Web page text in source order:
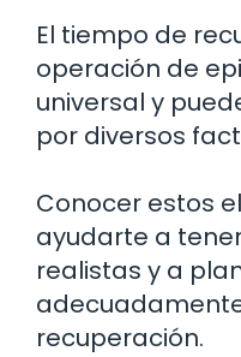
El tiempo de
operación de
universal y
por diversos
Conocer estos
ayudarte a
realistas y a
recuperación.